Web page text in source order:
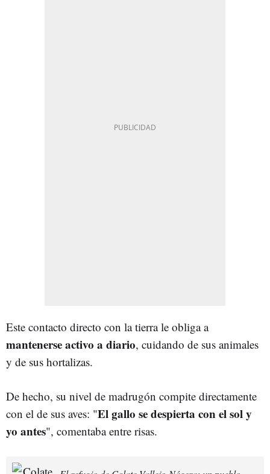
Este contacto directo con la tierra le obliga a
mantenerse activo a diario, cuidando de sus animales
y de sus hortalizas.
De hecho, su nivel de madrugón compite directamente
con el de sus aves: "El gallo se despierta con el sol y
yo antes", comentaba entre risas.